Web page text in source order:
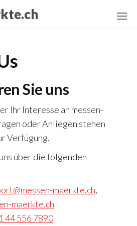
Sie uns
Ihr Interesse an messen-
oder Anliegen stehen
Verfügung.
über die folgenden
maerkte.ch,
maerkte.ch
44 556 7890